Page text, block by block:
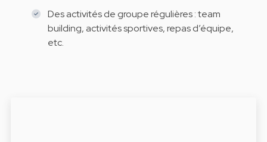
Des activités de groupe régulières : team
building, activités sportives, repas d’équipe,
etc.